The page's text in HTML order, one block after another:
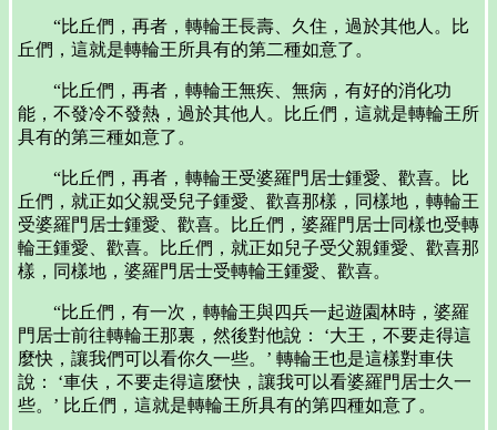
“比丘們，再者，轉輪王長壽、久住，過於其他人。比
丘們，這就是轉輪王所具有的第二種如意了。
“比丘們，再者，轉輪王無疾、無病，有好的消化功
能，不發冷不發熱，過於其他人。比丘們，這就是轉輪王所
具有的第三種如意了。
“比丘們，再者，轉輪王受婆羅門居士鍾愛、歡喜。比
丘們，就正如父親受兒子鍾愛、歡喜那樣，同樣地，轉輪王
受婆羅門居士鍾愛、歡喜。比丘們，婆羅門居士同樣也受轉
輪王鍾愛、歡喜。比丘們，就正如兒子受父親鍾愛、歡喜那
樣，同樣地，婆羅門居士受轉輪王鍾愛、歡喜。
“比丘們，有一次，轉輪王與四兵一起遊園林時，婆羅
門居士前往轉輪王那裏，然後對他說： ‘大王，不要走得這
麼快，讓我們可以看你久一些。’ 轉輪王也是這樣對車伕
說： ‘車伕，不要走得這麼快，讓我可以看婆羅門居士久一
些。’ 比丘們，這就是轉輪王所具有的第四種如意了。